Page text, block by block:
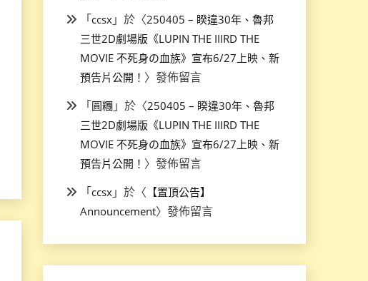
「ccsx」於〈250405 – 睽違30年、魯邦
三世2D劇場版《LUPIN THE IIIRD THE
MOVIE 不死身の血族》宣布6/27上映、新
預告片公開！ 〉發佈留言
「圓糰」於〈250405 – 睽違30年、魯邦
三世2D劇場版《LUPIN THE IIIRD THE
MOVIE 不死身の血族》宣布6/27上映、新
預告片公開！ 〉發佈留言
「ccsx」於〈 【置頂公告】
Announcement〉發佈留言